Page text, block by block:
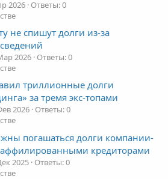
2026 Ответы: 0
не спишут долги из-за
2026 Ответы: 0
триллионные долги
за тремя экс-топами
2026 Ответы: 0
погашаться долги компании-
аффилированными кредиторами
2025 Ответы: 0